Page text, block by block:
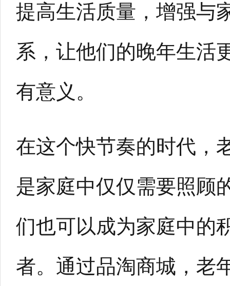
提高生活质量，增强与
系，让他们的晚年生活
有意义。
在这个快节奏的时代，
是家庭中仅仅需要照顾
们也可以成为家庭中的
者。通过品淘商城，老